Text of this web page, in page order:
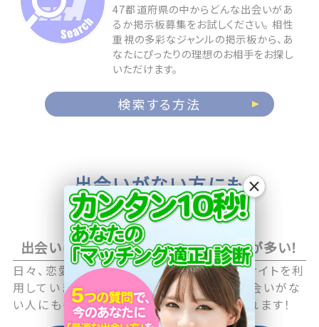
47都道府県の中からどんな出会いがあ
るか掲示板募集をお試しください。 相性
重視の多彩なジャンルの掲示板から、あ
なたにぴったりの理想のお相手をお探し
いただけます。
検索する方法
出会いがない方にも
お相手が見つかる
出会いに積極的なアクティブユーザーが多い！
日々、恋愛や恋活に積極的な男性・女性がサイトを利
用していますので職場や日常生活の中で出会いがな
い人にも毎日新しい出会いのチャンスが訪れます！
×